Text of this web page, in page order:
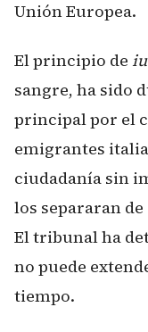
Unión Europea.
El principio de
sangre, ha sido
principal por el
emigrantes
ciudadanía sin
los separaran
El tribunal ha
no puede
tiempo.